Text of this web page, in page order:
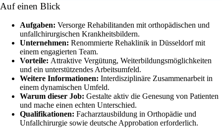
Auf einen Blick
Aufgaben: Versorge Rehabilitanden mit orthopädischen und
unfallchirurgischen Krankheitsbildern.
Unternehmen: Renommierte Rehaklinik in Düsseldorf mit
einem engagierten Team.
Vorteile: Attraktive Vergütung, Weiterbildungsmöglichkeiten
und ein unterstützendes Arbeitsumfeld.
Weitere Informationen: Interdisziplinäre Zusammenarbeit in
einem dynamischen Umfeld.
Warum dieser Job: Gestalte aktiv die Genesung von Patienten
und mache einen echten Unterschied.
Qualifikationen: Facharztausbildung in Orthopädie und
Unfallchirurgie sowie deutsche Approbation erforderlich.